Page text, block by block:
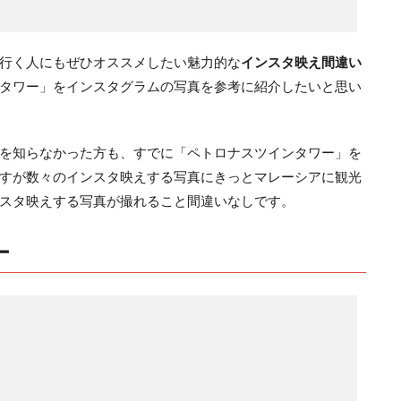
く人にもぜひオススメしたい魅力的なインスタ映え間違い
ワー」をインスタグラムの写真を参考に紹介したいと思い
知らなかった方も、すでに「ペトロナスツインタワー」を
が数々のインスタ映えする写真にきっとマレーシアに観光
タ映えする写真が撮れること間違いなしです。